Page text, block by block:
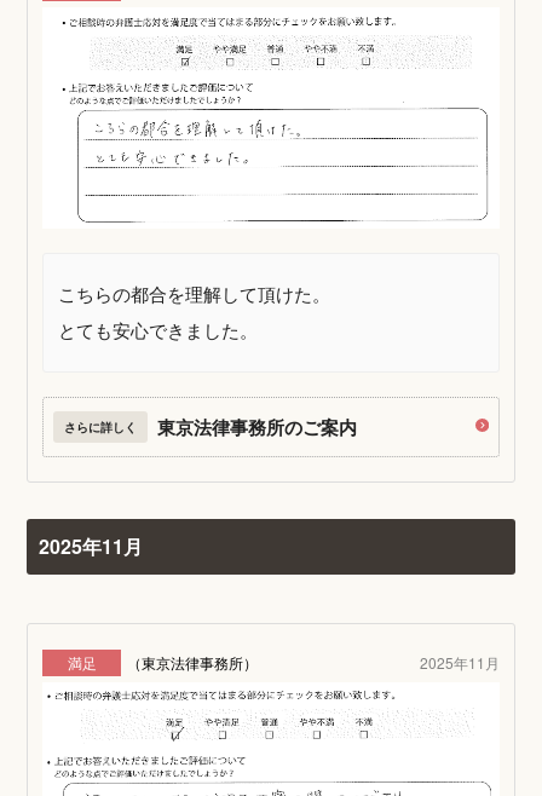
こちらの都合を理解して頂けた。
とても安心できました。
さらに詳しく 東京法律事務所のご案内
2025年11月
満足 （東京法律事務所） 2025年11月